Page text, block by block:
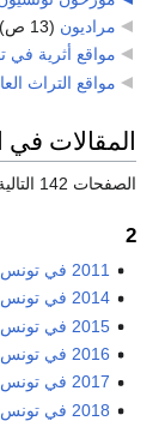
مراديون (13 ص)
مواقع أثرية في
مواقع التراث
المقالات
الصفحات 142 التالية مصنّفة بهذا التصنيف، من إجمالي 142.
2
2011 في تونس
2014 في تونس
2015 في تونس
2016 في تونس
2017 في تونس
2018 في تونس